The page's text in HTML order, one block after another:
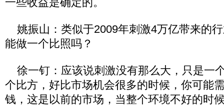
姚振山：类似于2009年刺激4万亿带来的
能做一个比照吗？
徐一钉：应该说刺激没有那么大，只是一
个比方，好比市场机会很多的时候，你可能
钱，这是以前的市场，当整个环境不好的时